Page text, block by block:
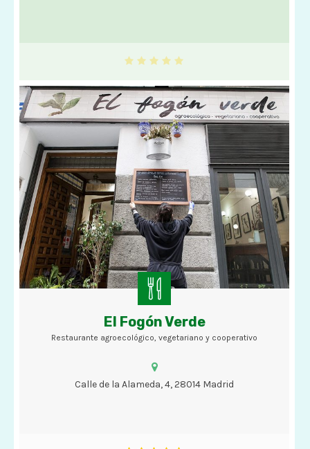
Restaurante agroecológico, vegetariano y cooperativo
El Fogón Verde
Restaurante agroecológico, vegetariano y cooperativo
Calle de la Alameda, 4, 28014 Madrid